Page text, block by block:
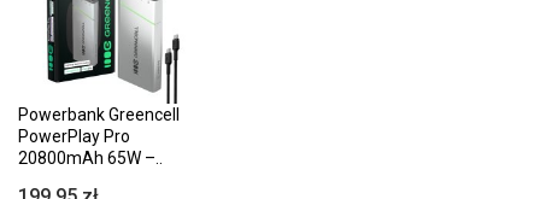
Powerbank Greencell
PowerPlay Pro
20800mAh 65W –..